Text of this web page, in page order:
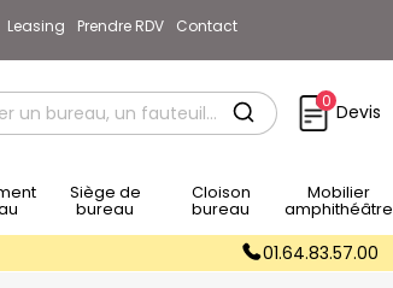
Leasing Prendre RDV Contact
Rechercher
0 Devis
Siège de
bureau
Cloison
bureau
Mobilier
amphithéâtre
01.64.83.57.00